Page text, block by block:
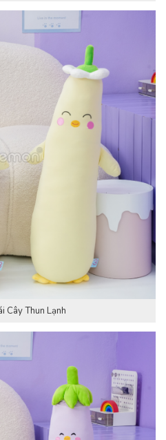
Cây Thun Lạnh